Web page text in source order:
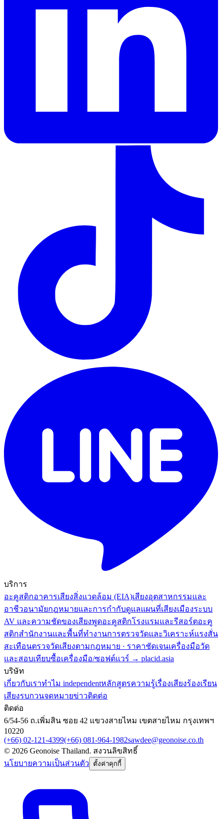
บริการ
อะคูสติกอาคารเสียงสิ่งแวดล้อม (EIA)เสียงอุตสาหกรรมและ
อาชีวอนามัยกฎหมายและการกำกับดูแลแผนที่เสียงเมืองระบบ
AV และความชัดของเสียงพูดอะคูสติกโรงแรมและรีสอร์ตอะคู
สติกสำนักงานและพื้นที่ทำงานการตรวจวัดและวิเคราะห์แรงสั่น
สะเทือนตรวจวัดเสียงตามกฎหมาย · ราคาชัดเจนเครื่องมือวัด
และสอบเทียบซื้อเครื่องมือ/ซอฟต์แวร์ → placid.asia
บริษัท
เกี่ยวกับเราทำไม independentหลักสูตรความรู้เรื่องเสียงร้องเรียน
เสียงรบกวนจดหมายข่าวติดต่อ
ติดต่อ
6/54-56 ถ.เพิ่มสิน ซอย 42 แขวงสายไหม เขตสายไหม กรุงเทพฯ
10220
(+66) 02-121-4399(+66) 081-964-1982sawdee@geonoise.co.th
© 2026 Geonoise Thailand. สงวนลิขสิทธิ์
นโยบายความเป็นส่วนตัว
ตั้งค่าคุกกี้